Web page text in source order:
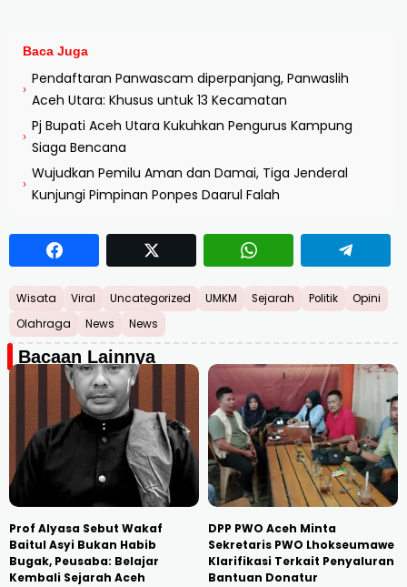
Baca Juga
›
Pendaftaran Panwascam diperpanjang, Panwaslih
Aceh Utara: Khusus untuk 13 Kecamatan
›
Pj Bupati Aceh Utara Kukuhkan Pengurus Kampung
Siaga Bencana
›
Wujudkan Pemilu Aman dan Damai, Tiga Jenderal
Kunjungi Pimpinan Ponpes Daarul Falah
Wisata Viral Uncategorized UMKM Sejarah Politik
Opini
Olahraga
News News
Bacaan Lainnya
Prof Alyasa Sebut Wakaf
Baitul Asyi Bukan Habib
Bugak, Peusaba: Belajar
Kembali Sejarah Aceh
DPP PWO Aceh Minta
Sekretaris PWO Lhokseumawe
Klarifikasi Terkait Penyaluran
Bantuan Donatur